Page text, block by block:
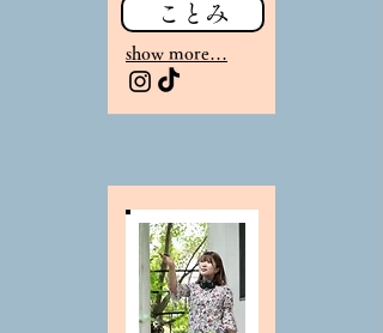
ことみ
show more…